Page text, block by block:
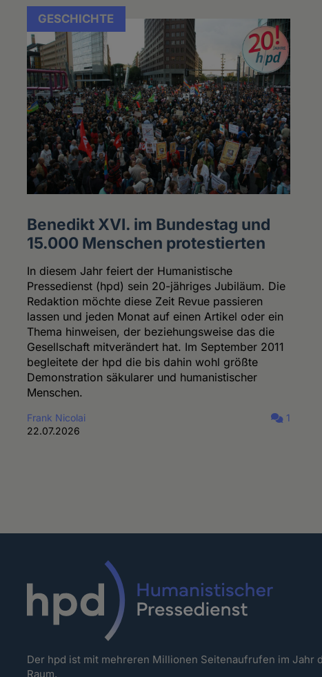
GESCHICHTE
Benedikt XVI. im Bundestag und
15.000 Menschen protestierten
In diesem Jahr feiert der Humanistische
Pressedienst (hpd) sein 20-jähriges Jubiläum. Die
Redaktion möchte diese Zeit Revue passieren
lassen und jeden Monat auf einen Artikel oder ein
Thema hinweisen, der beziehungsweise das die
Gesellschaft mitverändert hat. Im September 2011
begleitete der hpd die bis dahin wohl größte
Demonstration säkularer und humanistischer
Menschen.
Frank Nicolai
22.07.2026
1
Der hpd ist mit mehreren Millionen Seitenaufrufen im
Raum.